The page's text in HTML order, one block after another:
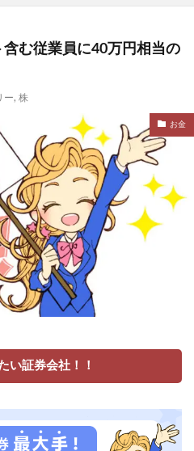
む従業員に40万円相当の
ー, 株
お金
い証券会社！！